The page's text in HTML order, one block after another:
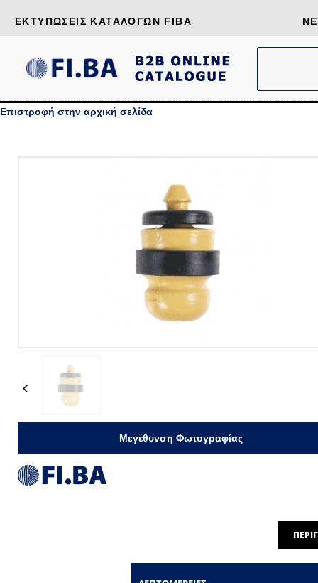
ΕΚΤΥΠΏΣΕΙΣ ΚΑΤΑΛΌΓΩΝ FIBA
Επιστροφή στην αρχική σελίδα
Previous
Μεγέθυνση Φωτογραφίας